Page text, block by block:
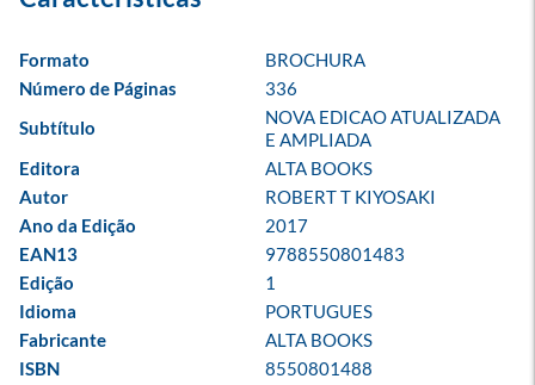
Formato
BROCHURA
Número de Páginas
336
Subtítulo
NOVA EDICAO ATUALIZADA
E AMPLIADA
Editora
ALTA BOOKS
Autor
ROBERT T KIYOSAKI
Ano da Edição
2017
EAN13
9788550801483
Edição
1
Idioma
PORTUGUES
Fabricante
ALTA BOOKS
ISBN
8550801488